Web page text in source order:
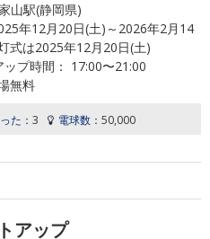
山駅(静岡県)
年12月20日(土)～2026年2月14
式は2025年12月20日(土)
プ時間： 17:00〜21:00
無料
た： 3 電球数： 50,000
アップ